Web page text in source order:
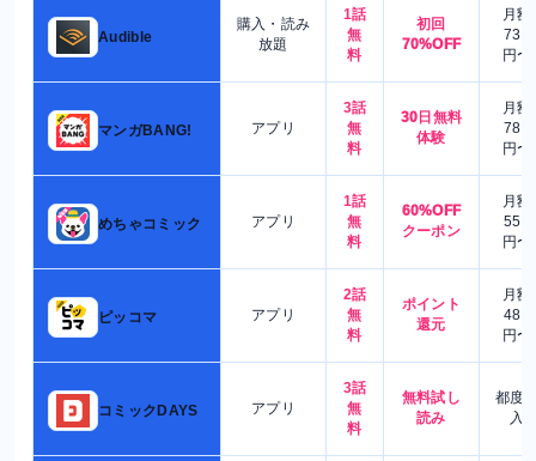
Audible
購入・読み
放題
1話
無
料
初回
70%OFF
月額
730
円〜
マンガBANG! アプリ
3話
無
料
30日無料
体験
月額
780
円〜
めちゃコミック アプリ
1話
無
料
60%OFF
クーポン
月額
550
円〜
ピッコマ アプリ
2話
無
料
ポイント
還元
月額
480
円〜
コミックDAYS アプリ
3話
無
料
無料試し
読み
都度
入